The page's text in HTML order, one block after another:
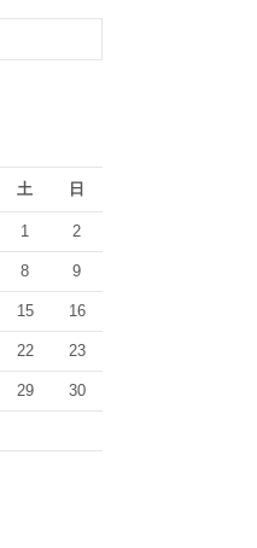
土 日
1 2
8 9
15 16
22 23
29 30